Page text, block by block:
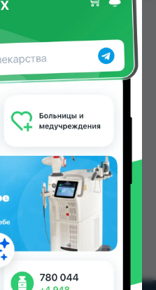
ДЕТСКИЙ можно
Нишон №2 по
и других городах